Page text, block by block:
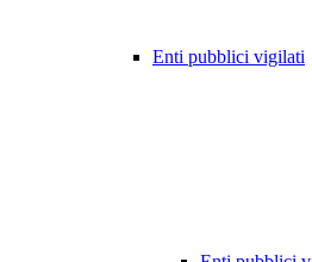
Enti pubblici vigilati